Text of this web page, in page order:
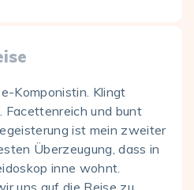
Komponistin. Klingt
Facettenreich und bunt
ist mein zweiter
Überzeugung, dass in
inne wohnt.
uns auf die Reise zu